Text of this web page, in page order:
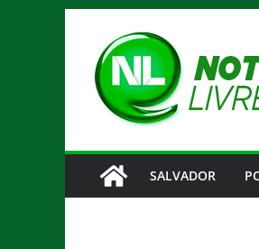
conteúdo
SALVADOR